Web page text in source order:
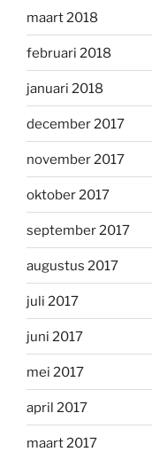
maart 2018
februari 2018
januari 2018
december 2017
november 2017
oktober 2017
september 2017
augustus 2017
juli 2017
juni 2017
mei 2017
april 2017
maart 2017